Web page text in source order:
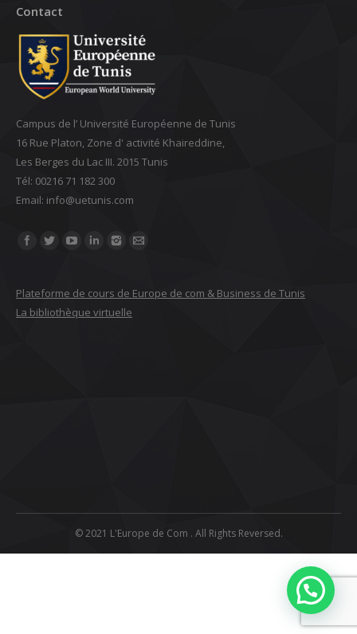
Contact
Campus de l’ Université Européenne de Tunis
16 Rue Platon, Zone d' activité Khaireddine,
Les Berges du Lac III. 2015 Tunis
Tél: 00216 71 182 300
Email: ‎info@uetunis.com
Find us on:
Plateforme de cours de Europe de com & Business de Tunis
La bibliothèque virtuelle
© 2021 L'Europe de Com . All Rights Reversed.